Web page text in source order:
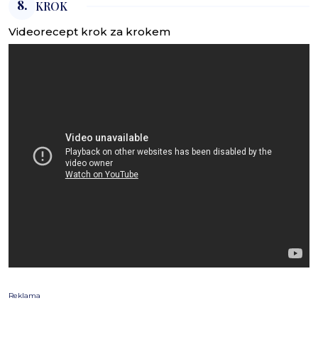
8. KROK
Videorecept krok za krokem
Reklama